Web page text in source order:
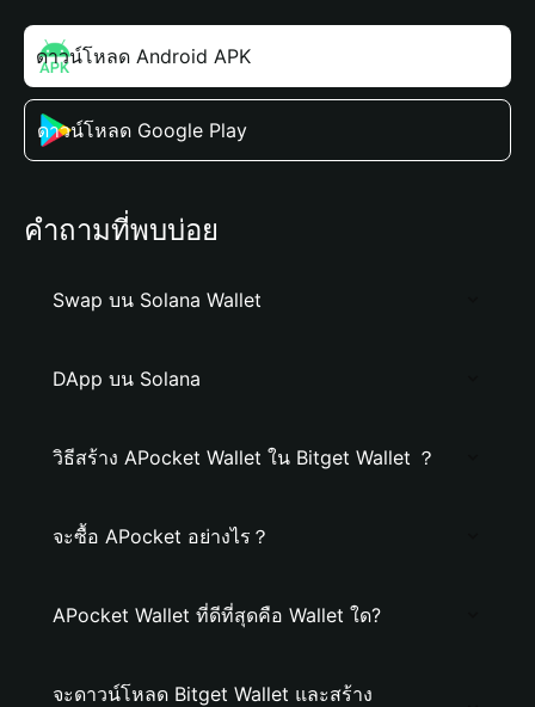
ดาวน์โหลด Android APK
ดาวน์โหลด Google Play
คำถามที่พบบ่อย
Swap บน Solana Wallet
DApp บน Solana
วิธีสร้าง APocket Wallet ใน Bitget Wallet ？
จะซื้อ APocket อย่างไร？
APocket Wallet ที่ดีที่สุดคือ Wallet ใด?
จะดาวน์โหลด Bitget Wallet และสร้าง